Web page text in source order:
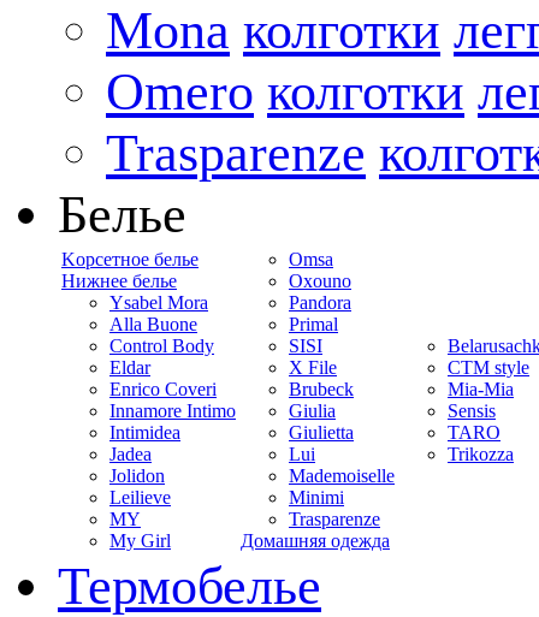
Mona колготки
Omero колготки
Trasparenze
Белье
Kорсетное белье
Нижнее белье
Ysabel Mora
Alla Buone
Control Body
Eldar
Enrico Coveri
Innamore Intimo
Intimidea
Jadea
Jolidon
Leilieve
MY
My Girl
Omsa
Oxouno
Pandora
Primal
SISI
X File
Brubeck
Giulia
Giulietta
Lui
Mademoiselle
Minimi
Trasparenze
Домашняя одежда
CTM style
Mia-Mia
Sensis
TARO
Trikozza
Термобелье